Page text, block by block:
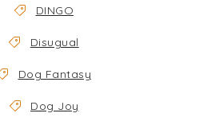
DINGO
Disugual
Dog Fantasy
Dog Joy